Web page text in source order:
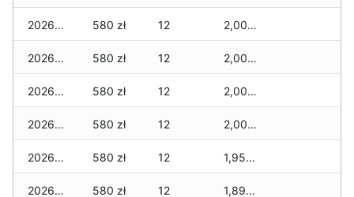
2026-04-23 580 zł 12 2,000 zł
2026-04-22 580 zł 12 2,000 zł
2026-04-21 580 zł 12 2,000 zł
2026-04-20 580 zł 12 2,000 zł
2026-04-19 580 zł 12 1,950 zł
2026-04-18 580 zł 12 1,890 zł